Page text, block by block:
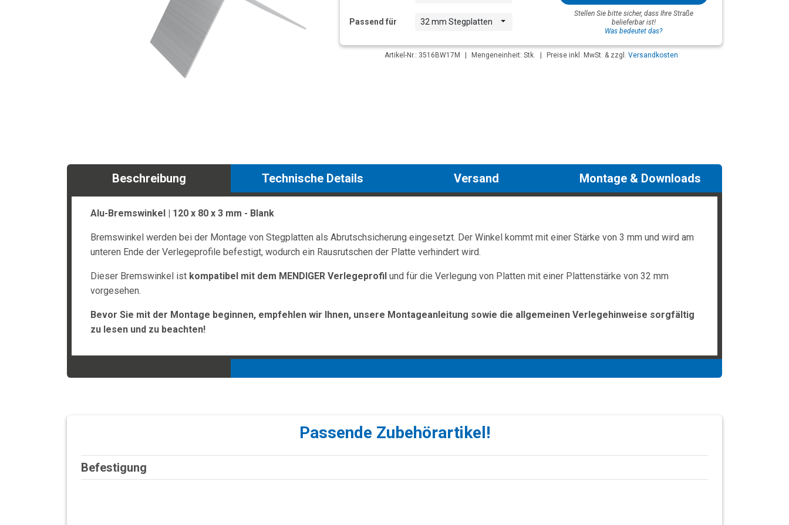
Passend für 32 mm Stegplatten
Stellen Sie bitte sicher, dass Ihre Straße
belieferbar ist!
Was bedeutet das?
Artikel-Nr.: 3516BW17M Mengeneinheit: Stk. Preise inkl. MwSt. & zzgl. Versandkosten
Beschreibung Technische Details Versand Montage & Downloads
Alu-Bremswinkel | 120 x 80 x 3 mm - Blank
Bremswinkel werden bei der Montage von Stegplatten als Abrutschsicherung eingesetzt. Der Winkel kommt mit einer Stärke von 3 mm und wird am
unteren Ende der Verlegeprofile befestigt, wodurch ein Rausrutschen der Platte verhindert wird.
Dieser Bremswinkel ist kompatibel mit dem MENDIGER Verlegeprofilund für die Verlegung von Platten mit einer Plattenstärke von 32 mm
vorgesehen.
Bevor Sie mit der Montage beginnen, empfehlen wir Ihnen, unsere Montageanleitung sowie die allgemeinen Verlegehinweise sorgfältig
zu lesen und zu beachten!
Passende Zubehörartikel!
Befestigung